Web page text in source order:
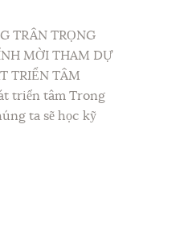
TRÂN TRỌNG
MỜI THAM DỰ
TRIỂN TÂM
triển tâm Trong
ta sẽ học kỹ